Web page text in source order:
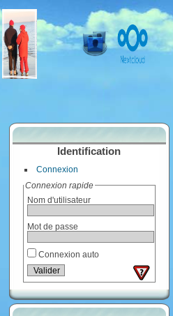
Identification
Connexion
Connexion rapide
Nom d'utilisateur
Mot de passe
Connexion auto